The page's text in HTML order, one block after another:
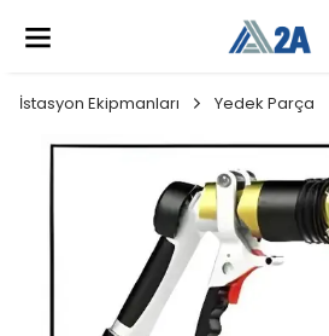
İstasyon Ekipmanları Yedek Parça